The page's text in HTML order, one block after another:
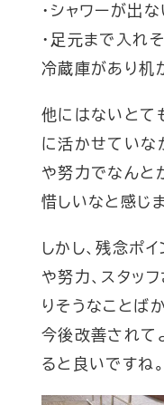
・シャワーが出な
・足元まで入れ
冷蔵庫があり机
他にはないとて
に活かせていな
や努力でなんと
惜しいなと感じま
しかし、残念ポ
や努力、スタッ
りそうなことば
今後改善されて
ると良いですね。